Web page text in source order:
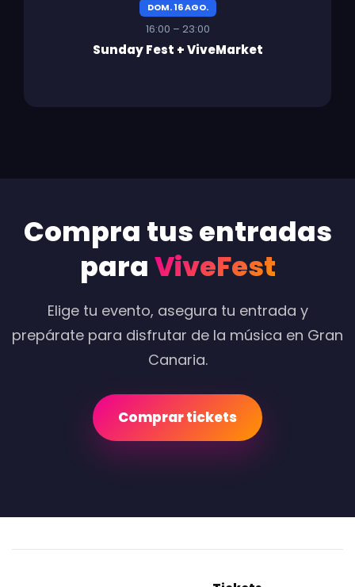
DOM. 16 AGO.
16:00 – 23:00
Sunday Fest + ViveMarket
Compra tus entradas
paraViveFest
Elige tu evento, asegura tu entrada y
prepárate para disfrutar de la música en Gran
Canaria.
Comprar tickets